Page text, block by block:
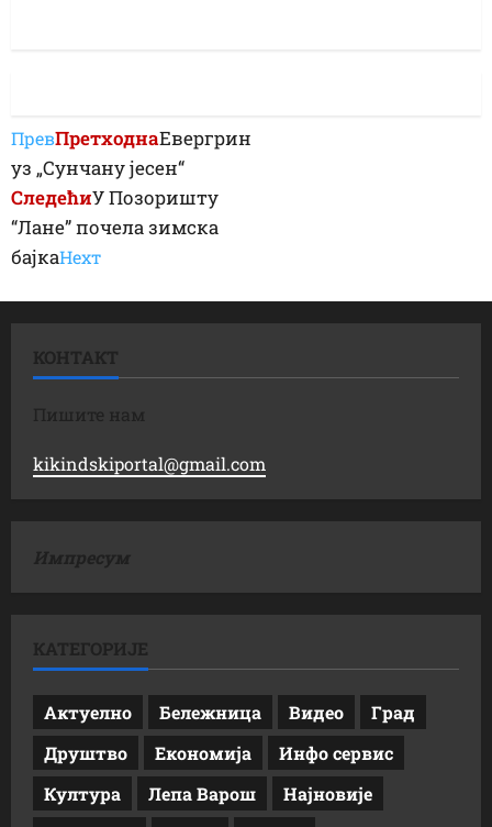
ПревПретходнаЕвергрин
уз „Сунчану јесен“
СледећиУ Позоришту
“Лане” почела зимска
бајкаНеxт
КОНТАКТ
Пишите нам
kikindskiportal@gmail.com
Импресум
КАТЕГОРИЈЕ
Актуелно Бележница Видео
Град
Друштво
Економија
Инфо сервис
Култура
Лепа Варош
Најновије